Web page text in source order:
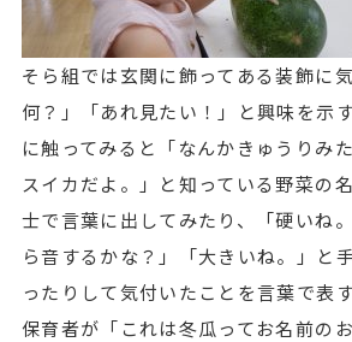
そら組では玄関に飾ってある装飾に
何？」「あれ見たい！」と興味を示
に触ってみると「なんかきゅうりみ
スイカだよ。」と知っている野菜の
士で言葉に出してみたり、「硬いね
ら音するかな？」「大きいね。」と
ったりして気付いたことを言葉で表
保育者が「これは冬瓜ってお名前の